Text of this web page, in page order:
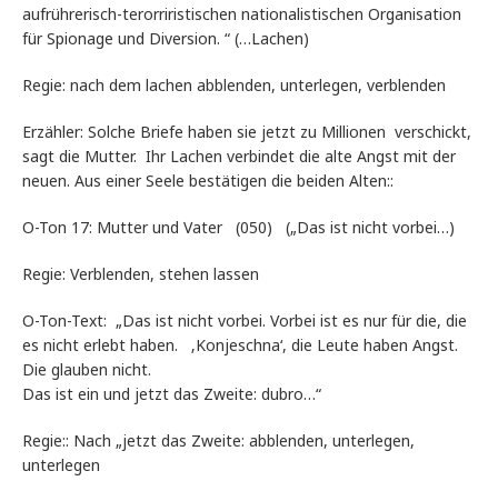
aufrührerisch-terorriristischen nationalistischen Organisation
für Spionage und Diversion. “ (…Lachen)
Regie: nach dem lachen abblenden, unterlegen, verblenden
Erzähler: Solche Briefe haben sie jetzt zu Millionen verschickt,
sagt die Mutter. Ihr Lachen verbindet die alte Angst mit der
neuen. Aus einer Seele bestätigen die beiden Alten::
O-Ton 17: Mutter und Vater (050) („Das ist nicht vorbei…)
Regie: Verblenden, stehen lassen
O-Ton-Text: „Das ist nicht vorbei. Vorbei ist es nur für die, die
es nicht erlebt haben. ‚Konjeschna‘, die Leute haben Angst.
Die glauben nicht.
Das ist ein und jetzt das Zweite: dubro…“
Regie:: Nach „jetzt das Zweite: abblenden, unterlegen,
unterlegen